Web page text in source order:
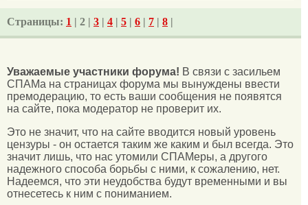
Страницы: 1 | 2 | 3 | 4 | 5 | 6 | 7 | 8 |
Уважаемые участники форума! В связи с засильем
СПАМа на страницах форума мы вынуждены ввести
премодерацию, то есть ваши сообщения не появятся
на сайте, пока модератор не проверит их.
Это не значит, что на сайте вводится новый уровень
цензуры - он остается таким же каким и был всегда. Это
значит лишь, что нас утомили СПАМеры, а другого
надежного способа борьбы с ними, к сожалению, нет.
Надеемся, что эти неудобства будут временными и вы
отнесетесь к ним с пониманием.